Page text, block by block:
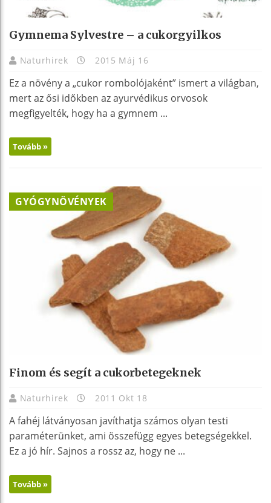
Gymnema Sylvestre – a cukorgyilkos
Naturhirek 2015 Máj 16
Ez a növény a „cukor rombolójaként” ismert a világban,
mert az ősi időkben az ayurvédikus orvosok
megfigyelték, hogy ha a gymnem ...
Tovább »
GYÓGYNÖVÉNYEK
Finom és segít a cukorbetegeknek
Naturhirek 2011 Okt 18
A fahéj látványosan javíthatja számos olyan testi
paraméterünket, ami összefügg egyes betegségekkel.
Ez a jó hír. Sajnos a rossz az, hogy ne ...
Tovább »